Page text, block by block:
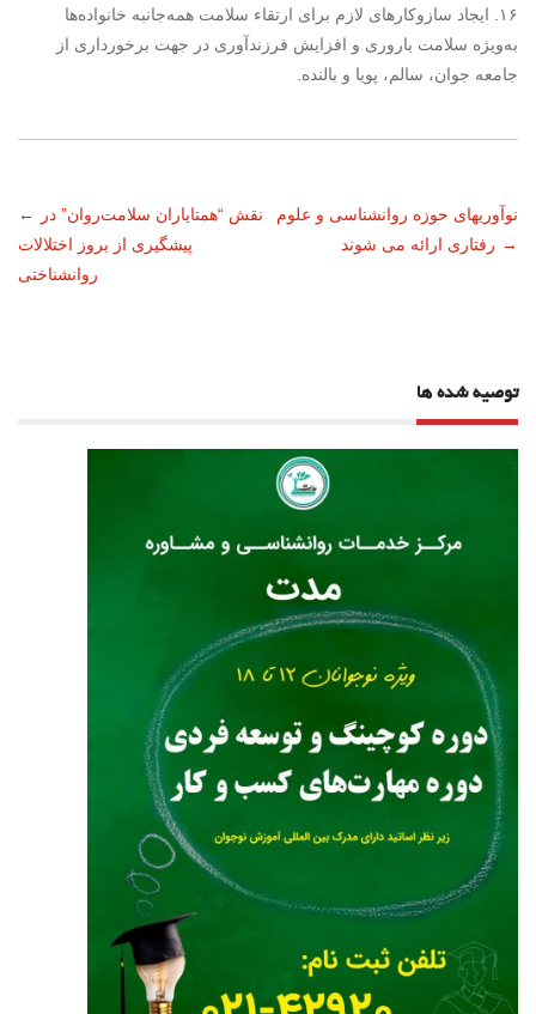
۱۶. ایجاد سازوکارهای لازم برای ارتقاء سلامت همه‌جانبه خانواده‌ها
به‌ویژه سلامت باروری و افزایش فرزندآوری در جهت برخورداری از
جامعه جوان، سالم، پویا و بالنده.
ناوبری
نوشته
←
نقش “همتایاران سلامت‌روان” در
پیشگیری از بروز اختلالات
روانشناختی
نوآوریهای حوزه روانشناسی و علوم
رفتاری ارائه می شوند →
توصیه شده ها